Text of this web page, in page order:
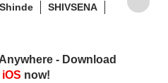
SHIVSENA
- Download
iOS now!